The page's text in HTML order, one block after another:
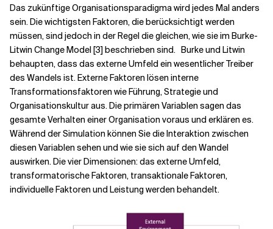
Das zukünftige Organisationsparadigma wird jedes Mal anders
sein. Die wichtigsten Faktoren, die berücksichtigt werden
müssen, sind jedoch in der Regel die gleichen, wie sie im Burke-
Litwin Change Model [3] beschrieben sind. Burke und Litwin
behaupten, dass das externe Umfeld ein wesentlicher Treiber
des Wandels ist. Externe Faktoren lösen interne
Transformationsfaktoren wie Führung, Strategie und
Organisationskultur aus.Die primären Variablen sagen das
gesamte Verhalten einer Organisation voraus und erklären es.
Während der Simulation können Sie die Interaktion zwischen
diesen Variablen sehen und wie sie sich auf den Wandel
auswirken. Die vier Dimensionen: das externe Umfeld,
transformatorische Faktoren, transaktionale Faktoren,
individuelle Faktoren und Leistung werden behandelt.